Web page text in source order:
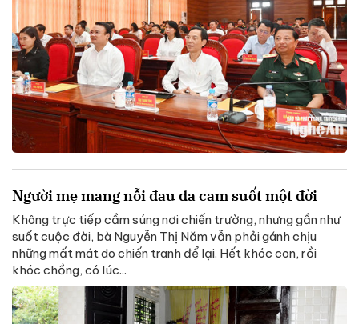
Người mẹ mang nỗi đau da cam suốt một đời
Không trực tiếp cầm súng nơi chiến trường, nhưng gần như
suốt cuộc đời, bà Nguyễn Thị Năm vẫn phải gánh chịu
những mất mát do chiến tranh để lại. Hết khóc con, rồi
khóc chồng, có lúc...